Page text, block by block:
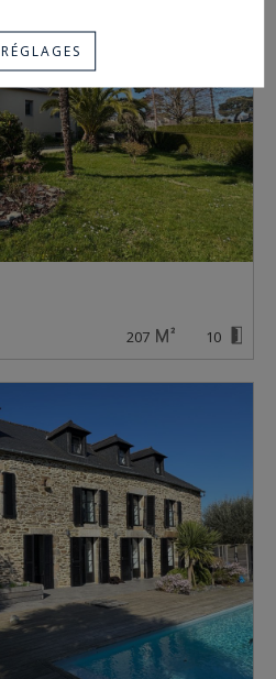
207 10
RÉGLAGES